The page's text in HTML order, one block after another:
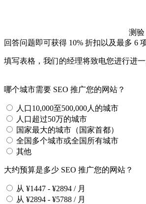
测验
回答问题即可获得 10% 折扣以及最多 6
填写表格，我们的经理将致电您进行进
哪个城市需要 SEO 推广您的网站？
人口10,000至500,000人的城市
人口超过50万的城市
国家最大的城市（国家首都）
全国多个城市或全国所有城市
其他
大约预算是多少 SEO 推广您的网站？
从 ¥1447 - ¥2894 / 月
从 ¥2894 - ¥5788 / 月